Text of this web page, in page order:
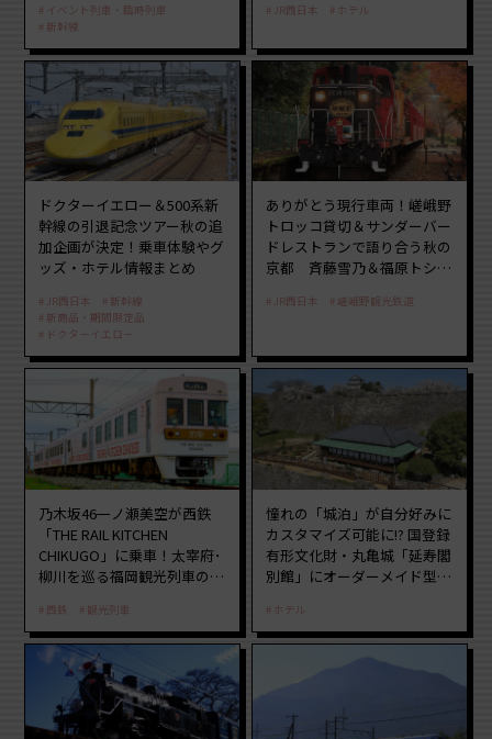
岐阜羽島の素晴らし過ぎる朝
イベント列車・臨時列車
新幹線
で！）
JR西日本 ホテル
ドクターイエロー＆500系新
幹線の引退記念ツアー秋の追
加企画が決定！乗車体験やグ
ッズ・ホテル情報まとめ
JR西日本
新幹線
新商品・期間限定品
ドクターイエロー
ありがとう現行車両！嵯峨野
トロッコ貸切＆サンダーバー
ドレストランで語り合う秋の
京都 斉藤雪乃＆福原トシヒ
鉄道満喫ツアー」開催
JR西日本 嵯峨野観光鉄道
乃木坂46一ノ瀬美空が西鉄
「THE RAIL KITCHEN
CHIKUGO」に乗車！太宰府･
柳川を巡る福岡観光列車の魅
西鉄 観光列車
憧れの「城泊」が自分好みに
カスタマイズ可能に!? 国登録
有形文化財・丸亀城「延寿閣
別館」にオーダーメイド型の
ホテル